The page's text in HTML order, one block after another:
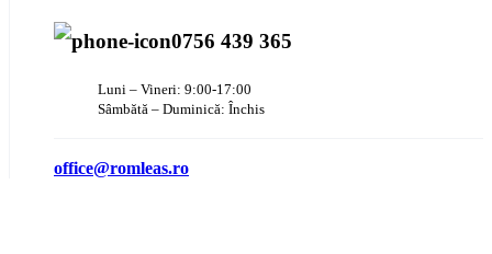
0756 439 365
Luni – Vineri: 9:00-17:00
Sâmbătă – Duminică: Închis
office@romleas.ro